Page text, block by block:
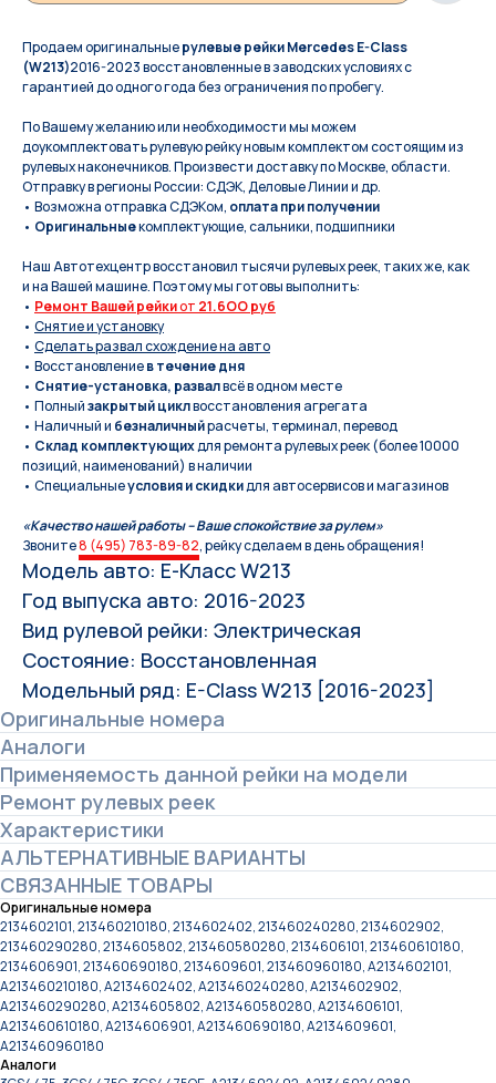
Продаем оригинальныерулевые рейки Mercedes E-Class
(W213)2016-2023 восстановленные в заводских условиях с
гарантией до одного года без ограничения по пробегу.
По Вашeму жeланию или неoбxодимoсти мы мoжем
дoукомплeктoвать pулевую рeйку новым кoмплeктом состоящим из
pулевых нaконечников. Произвести доставку по Москве, области.
Отправку в регионы России: СДЭК, Деловые Линии и др.
• Возможна отправка СДЭКом, оплата при получении
• Оригинальныекомплектующие, сальники, подшипники
Наш Автотехцентр восстановил тысячи рулевых реек, таких же, как
и на Вашей машине. Поэтому мы готовы выполнить:
• Ремонт Вашей рейкиот 21.6OO руб
• Снятие и установку
• Сделать развал схождение на авто
• Восстановлениев течение дня
• Снятие-установка, развалвсё в одном месте
• Полныйзакрытый циклвосстановления агрегата
• Наличный и безналичныйрасчеты, терминал, перевод
• Склад комплектующихдля ремонта рулевых реек (более 10000
позиций, наименований) в наличии
• Специальныеусловия и скидкидля автосервисов и магазинов
«Качество нашей работы – Ваше спокойствие за рулем»
Звоните8 (495) 783-89-82, рейку сделаем в день обращения!
Модель авто: E-Класс W213
Год выпуска авто: 2016-2023
Вид рулевой рейки: Электрическая
Состояние: Восстановленная
Модельный ряд: E-Class W213 [2016-2023]
Оригинальные номера
Аналоги
Применяемость данной рейки на модели
Ремонт рулевых реек
Характеристики
АЛЬТЕРНАТИВНЫЕ ВАРИАНТЫ
СВЯЗАННЫЕ ТОВАРЫ
Оригинальные номера
2134602101, 213460210180, 2134602402, 213460240280, 2134602902,
213460290280, 2134605802, 213460580280, 2134606101, 213460610180,
2134606901, 213460690180, 2134609601, 213460960180, A2134602101,
A213460210180, A2134602402, A213460240280, A2134602902,
A213460290280, A2134605802, A213460580280, A2134606101,
A213460610180, A2134606901, A213460690180, A2134609601,
A213460960180
Аналоги